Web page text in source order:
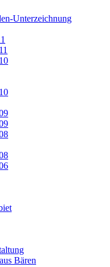
Unterzeichnung
Bären